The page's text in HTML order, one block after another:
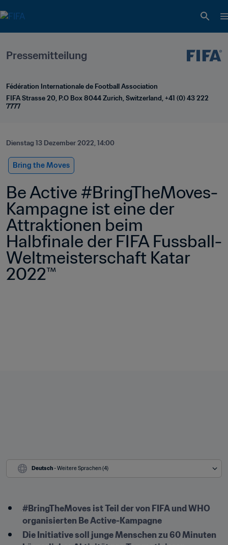
Pressemitteilung
Fédération Internationale de Football Association
FIFA Strasse 20, P.O Box 8044 Zurich, Switzerland, +41 (0) 43 222
7777
Dienstag 13 Dezember 2022, 14:00
Bring the Moves
Be Active #BringTheMoves-
Kampagne ist eine der
Attraktionen beim
Halbfinale der FIFA Fussball-
Weltmeisterschaft Katar
2022™
Deutsch - Weitere Sprachen (4)
#BringTheMoves ist Teil der von FIFA und WHO
organisierten Be Active-Kampagne
Die Initiative soll junge Menschen zu 60 Minuten